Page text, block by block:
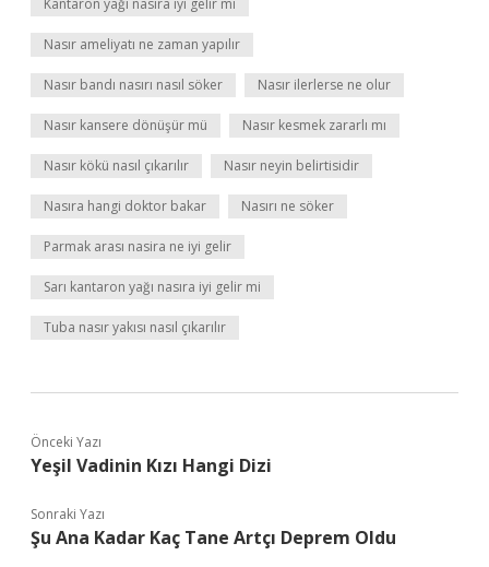
Kantaron yağı nasıra iyi gelir mi
Nasır ameliyatı ne zaman yapılır
Nasır bandı nasırı nasıl söker Nasır ilerlerse ne olur
Nasır kansere dönüşür mü Nasır kesmek zararlı mı
Nasır kökü nasıl çıkarılır Nasır neyin belirtisidir
Nasıra hangi doktor bakar Nasırı ne söker
Parmak arası nasira ne iyi gelir
Sarı kantaron yağı nasıra iyi gelir mi
Tuba nasır yakısı nasıl çıkarılır
Önceki Yazı
Yeşil Vadinin Kızı Hangi Dizi
Sonraki Yazı
Şu Ana Kadar Kaç Tane Artçı Deprem Oldu